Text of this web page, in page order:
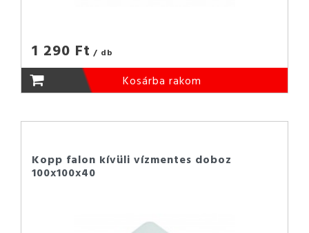
1 290 Ft / db
Kosárba rakom
Kopp falon kívüli vízmentes doboz
100x100x40